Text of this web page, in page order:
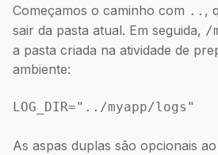
Começamos o caminho com .. ,
sair da pasta atual. Em seguida, /
a pasta criada na atividade de
ambiente:
As aspas duplas são opcionais